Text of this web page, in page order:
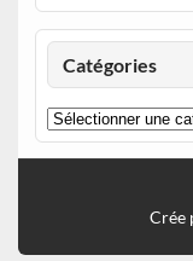
Catégories
Catégories
Crée